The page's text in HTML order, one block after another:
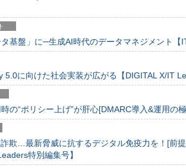
基盤」に─生成AI時代のデータマネジメント【
5.0に向けた社会実装が広がる【DIGITAL X/IT
の“ポリシー上げ”が肝心[DMARC導入&運用の
欺…最新脅威に抗するデジタル免疫力を！[前
特別編集号】